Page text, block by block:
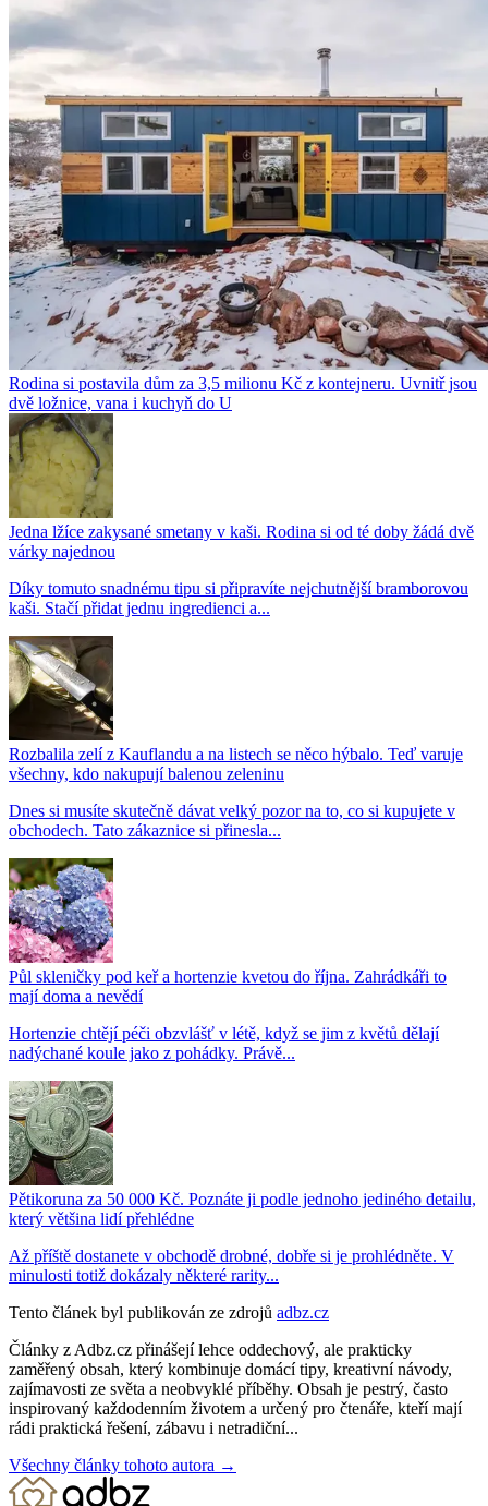
Rodina si postavila dům za 3,5 milionu Kč z kontejneru. Uvnitř jsou
dvě ložnice, vana i kuchyň do U
Jedna lžíce zakysané smetany v kaši. Rodina si od té doby žádá dvě
várky najednou
Díky tomuto snadnému tipu si připravíte nejchutnější bramborovou
kaši. Stačí přidat jednu ingredienci a...
Rozbalila zelí z Kauflandu a na listech se něco hýbalo. Teď varuje
všechny, kdo nakupují balenou zeleninu
Dnes si musíte skutečně dávat velký pozor na to, co si kupujete v
obchodech. Tato zákaznice si přinesla...
Půl skleničky pod keř a hortenzie kvetou do října. Zahrádkáři to
mají doma a nevědí
Hortenzie chtějí péči obzvlášť v létě, když se jim z květů dělají
nadýchané koule jako z pohádky. Právě...
Pětikoruna za 50 000 Kč. Poznáte ji podle jednoho jediného detailu,
který většina lidí přehlédne
Až příště dostanete v obchodě drobné, dobře si je prohlédněte. V
minulosti totiž dokázaly některé rarity...
Tento článek byl publikován ze zdrojů adbz.cz
Články z Adbz.cz přinášejí lehce oddechový, ale prakticky
zaměřený obsah, který kombinuje domácí tipy, kreativní návody,
zajímavosti ze světa a neobvyklé příběhy. Obsah je pestrý, často
inspirovaný každodenním životem a určený pro čtenáře, kteří mají
rádi praktická řešení, zábavu i netradiční...
Všechny články tohoto autora →